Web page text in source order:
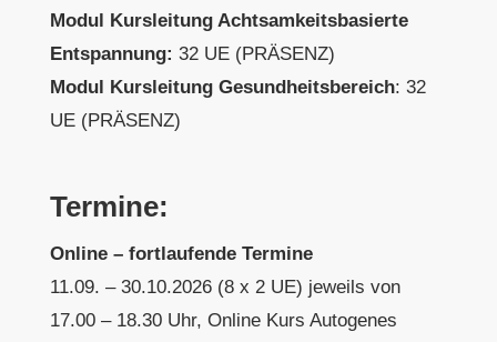
Modul Kursleitung Achtsamkeitsbasierte
Entspannung: 32 UE (PRÄSENZ)
Modul Kursleitung Gesundheitsbereich: 32
UE (PRÄSENZ)
Termine:
Online – fortlaufende Termine
11.09. – 30.10.2026 (8 x 2 UE) jeweils von
17.00 – 18.30 Uhr, Online Kurs Autogenes